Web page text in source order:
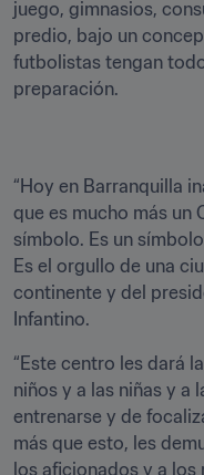
juego, gimnasios,
predio, bajo un
futbolistas tengan
preparación.
“Hoy en Barranquilla
que es mucho más un
símbolo. Es un
Es el orgullo de una
continente y del
Infantino.
“Este centro les dará
niños y a las niñas y a
entrenarse y de
más que esto, les
los aficionados y a